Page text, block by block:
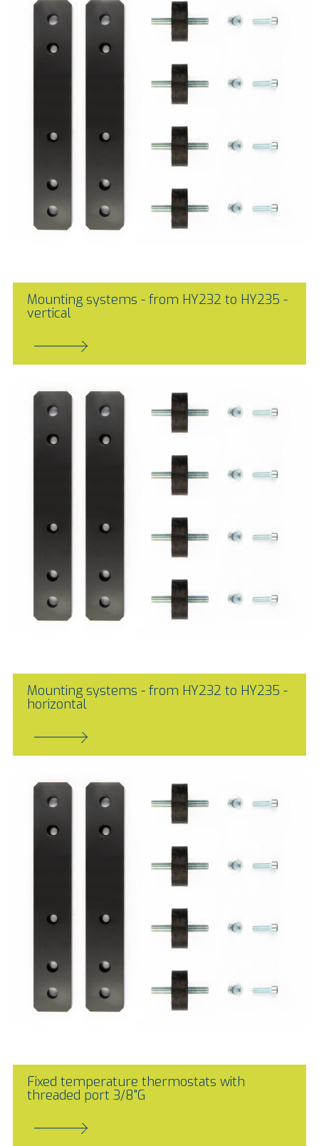
Mounting systems - from HY232 to HY235 -
vertical
Mounting systems - from HY232 to HY235 -
horizontal
Fixed temperature thermostats with
threaded port 3/8"G